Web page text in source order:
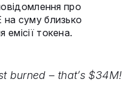
про
на суму близько
токена.
burned – that’s $34M!